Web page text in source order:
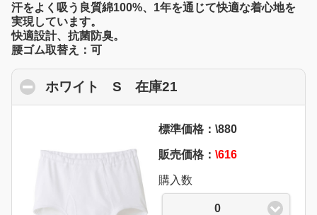
汗をよく吸う良質綿100%、1年を通じて快適な着心地を
実現しています。
快適設計、抗菌防臭。
腰ゴム取替え：可
ホワイト S 在庫21
標準価格：\880
販売価格： \616
購入数
0